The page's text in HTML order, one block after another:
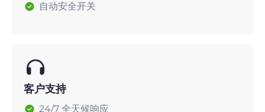
自动安全开关
客户支持
24/7 全天候响应